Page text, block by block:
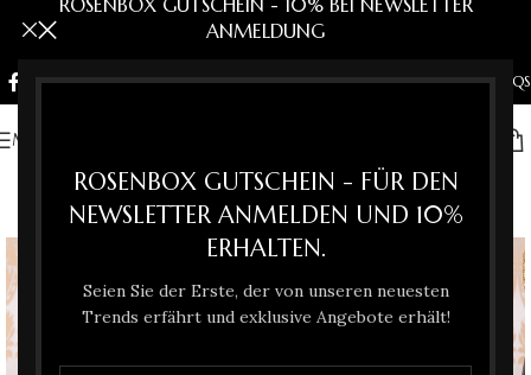
ROSENBOX GUTSCHEIN - FÜR DEN
NEWSLETTER ANMELDEN UND 10%
ERHALTEN.
Seien Sie der Erste, der von unseren neuesten
Trends erfährt und exklusive Angebote erhält!
ROSENBOX GUTSCHEIN - 10% BEI NEWSLETTER
ANMELDUNG
NEWSLETTERKONTAKT FAQS
MENU